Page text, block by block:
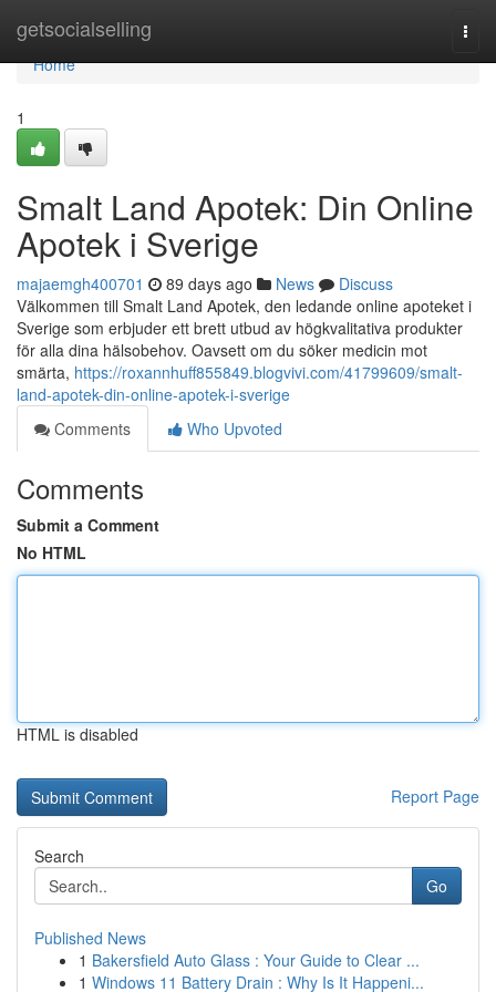
getsocialselling
Home
Home
1
Smalt Land Apotek: Din Online
Apotek i Sverige
majaemgh400701 89 days ago News
Discuss
Välkommen till Smalt Land Apotek, den ledande online apoteket i
Sverige som erbjuder ett brett utbud av högkvalitativa produkter
för alla dina hälsobehov. Oavsett om du söker medicin mot
smärta, https://roxannhuff855849.blogvivi.com/41799609/smalt-
land-apotek-din-online-apotek-i-sverige
Comments
Who Upvoted
Comments
Submit a Comment
No HTML
HTML is disabled
Report Page
Search
Go
Published News
1 Bakersfield Auto Glass : Your Guide to Clear ...
1 Windows 11 Battery Drain : Why Is It Happeni...